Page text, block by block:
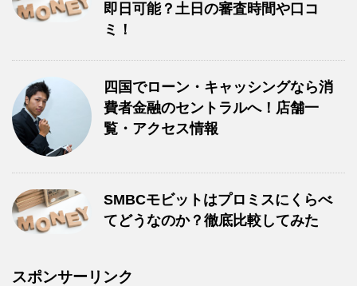
即日可能？土日の審査時間や口コ
ミ！
四国でローン・キャッシングなら消
費者金融のセントラルへ！店舗一
覧・アクセス情報
SMBCモビットはプロミスにくらべ
てどうなのか？徹底比較してみた
スポンサーリンク